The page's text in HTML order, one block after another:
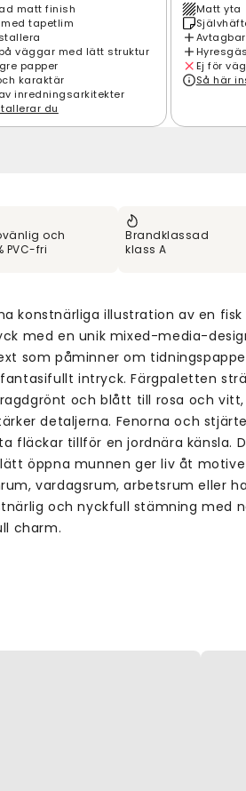
matt finish
tapetlim
väggar med lätt struktur
papper
karaktär
inredningsarkitekter
du
Matt yta
Ej för
Så här
och
PVC-fri
Brandklassad
klass A
konstnärliga illustration av en
med en unik mixed-media-
som påminner om
intryck. Färgpaletten
och blått till rosa och
detaljerna. Fenorna och
fläckar tillför en jordnära känsla.
öppna munnen ger liv åt
vardagsrum, arbetsrum eller
och nyckfull stämning med
charm.